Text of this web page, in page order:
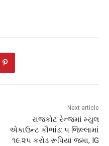
Next article
રાજકોટ રેન્જમાં મ્યુલ
એકાઉન્ટ કૌભાંડ: ૫ જિલ્લામાં
૧૯.૨૫ કરોડ રૂપિયા જમા, IG